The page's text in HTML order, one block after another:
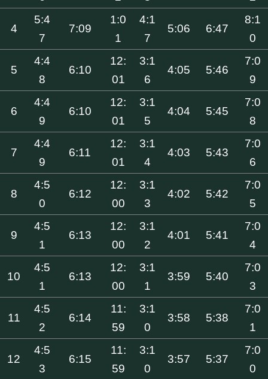
4
5:4
7
7:09
1:0
1
4:1
7
5:06 6:47
8:1
0
5
4:4
8
6:10
12:
01
3:1
6
4:05 5:46
7:0
9
6
4:4
9
6:10
12:
01
3:1
5
4:04 5:45
7:0
8
7
4:4
9
6:11
12:
01
3:1
4
4:03 5:43
7:0
6
8
4:5
0
6:12
12:
00
3:1
3
4:02 5:42
7:0
5
9
4:5
1
6:13
12:
00
3:1
2
4:01 5:41
7:0
4
10
4:5
1
6:13
12:
00
3:1
1
3:59 5:40
7:0
3
11
4:5
2
6:14
11:
59
3:1
0
3:58 5:38
7:0
1
12
4:5
3
6:15
11:
59
3:1
0
3:57 5:37
7:0
0